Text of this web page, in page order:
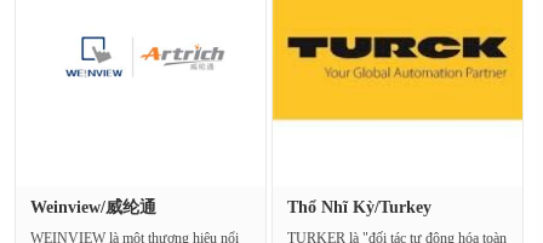
Weinview/威纶通
WEINVIEW là một thương hiệu nổi
Thổ Nhĩ Kỳ/Turkey
TURKER là "đối tác tự động hóa toàn